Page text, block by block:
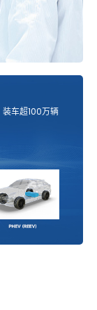
车超100万辆